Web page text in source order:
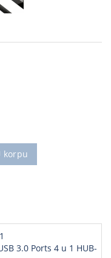
korpu
3.0 Ports 4 u 1 HUB-